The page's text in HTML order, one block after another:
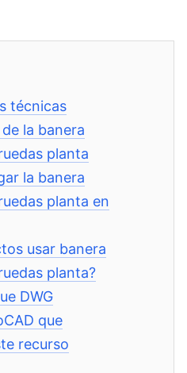
técnicas
la banera
planta
la banera
planta en
usar banera
planta?
DWG
que
recurso